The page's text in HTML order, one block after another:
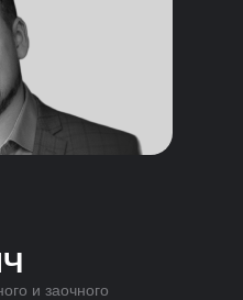
и заочного